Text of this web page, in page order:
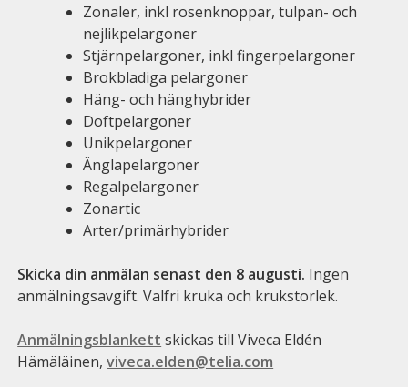
Zonaler, inkl rosenknoppar, tulpan- och
nejlikpelargoner
Stjärnpelargoner, inkl fingerpelargoner
Brokbladiga pelargoner
Häng- och hänghybrider
Doftpelargoner
Unikpelargoner
Änglapelargoner
Regalpelargoner
Zonartic
Arter/primärhybrider
Skicka din anmälan senast den 8 augusti. Ingen
anmälningsavgift. Valfri kruka och krukstorlek.
Anmälningsblankett skickas till Viveca Eldén
Hämäläinen, viveca.elden@telia.com